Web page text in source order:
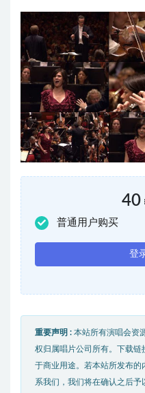
40
普通用户购买
登
重要声明 : 本站所有演唱会资
权归属唱片公司所有。下载链
于商业用途。若本站所发布
系我们，我们将在确认之后予